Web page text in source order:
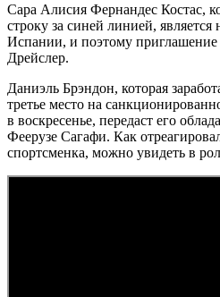
Сара Алисия Фернандес Костас,
строку за синей линией,
Испании, и поэтому приглашение
Дрейслер.
Даниэль Брэндон, которая
третье место на
в воскресенье, передаст его
Феерузе Сагафи. Как
спортсменка, можно увидеть в